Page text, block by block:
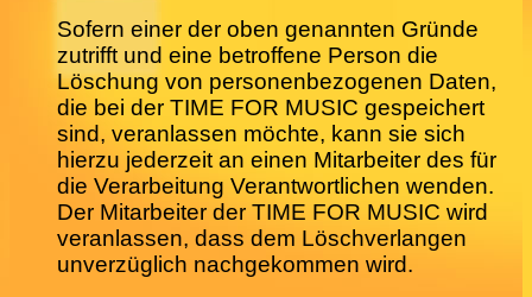
Sofern einer der oben genannten Gründe
zutrifft und eine betroffene Person die
Löschung von personenbezogenen Daten,
die bei der TIME FOR MUSIC gespeichert
sind, veranlassen möchte, kann sie sich
hierzu jederzeit an einen Mitarbeiter des für
die Verarbeitung Verantwortlichen wenden.
Der Mitarbeiter der TIME FOR MUSIC wird
veranlassen, dass dem Löschverlangen
unverzüglich nachgekommen wird.